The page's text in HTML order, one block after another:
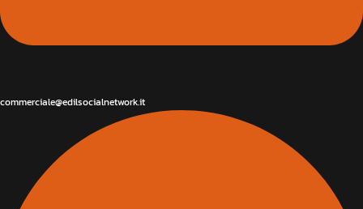
commerciale@edilsocialnetwork.it